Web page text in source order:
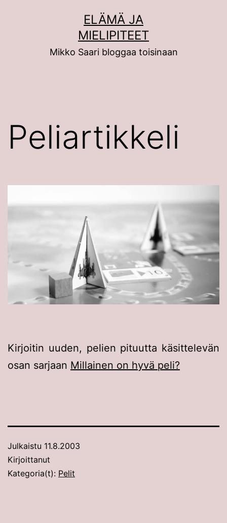
ELÄMÄ JA
MIELIPITEET
Mikko Saari bloggaa toisinaan
Peliartikkeli
Kirjoitin uuden, pelien pituutta käsittelevän
osan sarjaan Millainen on hyvä peli?
Julkaistu 11.8.2003
Kirjoittanut
Kategoria(t): Pelit